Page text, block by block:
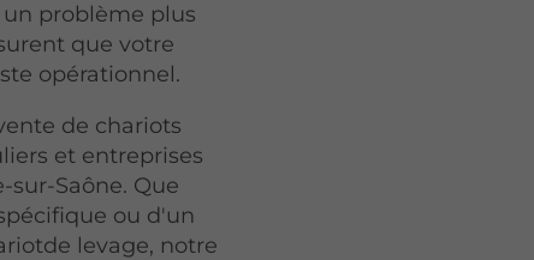
problème plus
que votre
opérationnel.
de chariots
et entreprises
Saône. Que
ou d'un
levage, notre